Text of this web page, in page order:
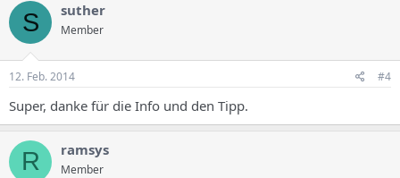
S suther
Member
12. Feb. 2014 #4
Super, danke für die Info und den Tipp.
R ramsys
Member